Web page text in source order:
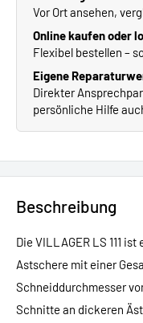
Vor Ort ansehen,
Online kaufen oder
Flexibel bestellen –
Eigene
Direkter
persönliche Hilfe
Beschreibung
Die VILLAGER LS 111
Astschere mit einer
Schneiddurchmesser
Schnitte an dickeren